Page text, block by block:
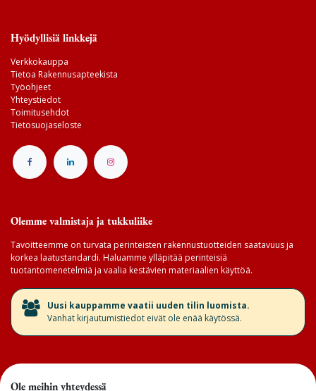
Hyödyllisiä linkkejä
Verkkokauppa
Tietoa Rakennusapteekista
Työohjeet
Yhteystiedot
Toimitusehdot
Tietosuojaseloste
Olemme valmistaja ja tukkuliike
Tavoitteemme on turvata perinteisten rakennustuotteiden saatavuus ja
korkea laatustandardi. Haluamme ylläpitää perinteisiä
tuotantomenetelmiä ja vaalia kestävien materiaalien käyttöä.
​Uusi kauppamme vaatii uuden tilin luomista.
Vanhat kirjautumistiedot eivät ole enää käytössä.
Ole meihin yhteydessä